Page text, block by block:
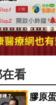
看
膠原